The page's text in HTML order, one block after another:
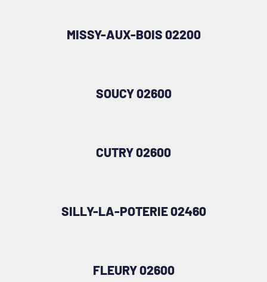
MISSY-AUX-BOIS 02200
SOUCY 02600
CUTRY 02600
SILLY-LA-POTERIE 02460
FLEURY 02600